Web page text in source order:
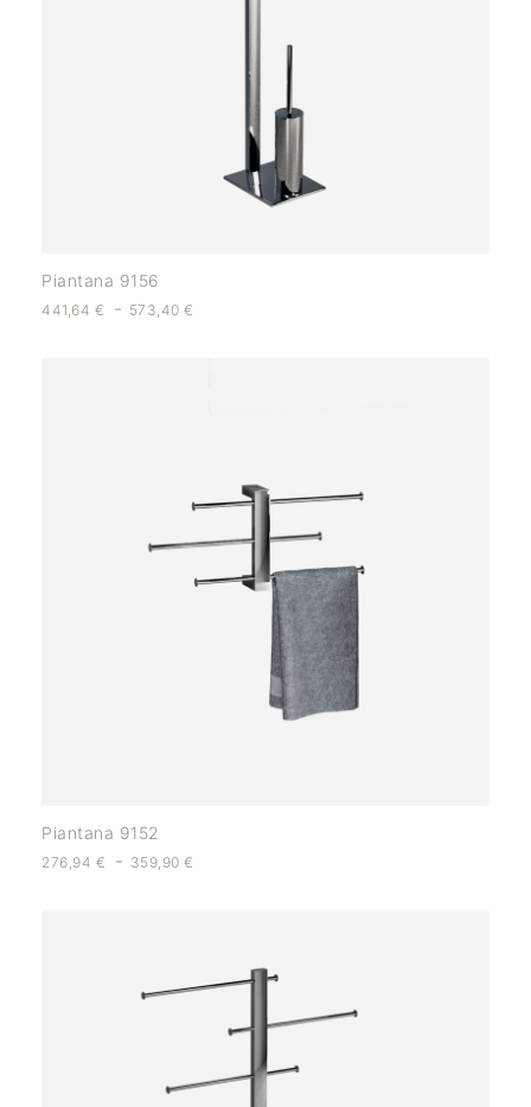
Piantana 9156
441,64 € - 573,40€
Piantana 9152
276,94 € - 359,90€